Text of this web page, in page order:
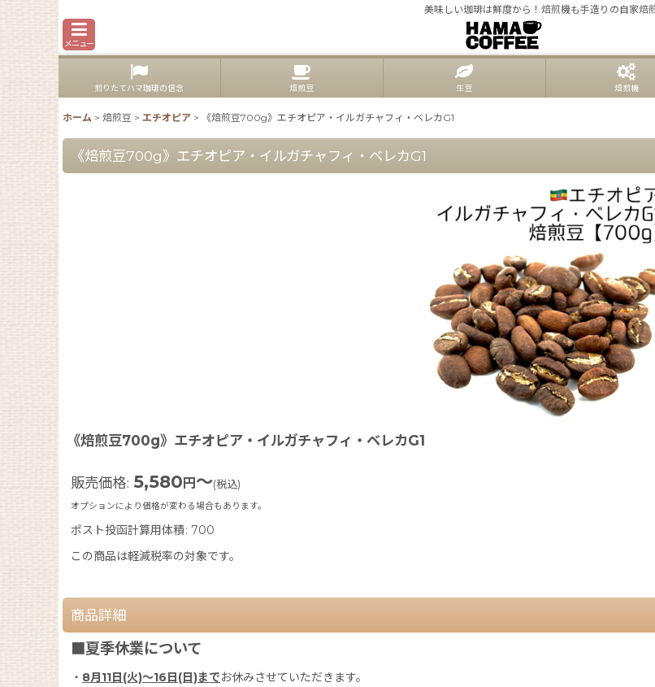
美味しい珈琲は鮮度から！焙煎機も手造りの自家焙
メニュー
煎りたてハマ珈琲の信念 焙煎豆 生豆 焙煎機
ホーム > 焙煎豆 > エチオピア > 《焙煎豆700g》エチオピア・イルガチャフィ・ベレカG1
《焙煎豆700g》エチオピア・イルガチャフィ・ベレカG1
《焙煎豆700g》エチオピア・イルガチャフィ・ベレカG1
販売価格: 5,580 円 ～(税込)
オプションにより価格が変わる場合もあります。
ポスト投函計算用体積: 700
この商品は軽減税率の対象です。
商品詳細
■夏季休業について
・ 8月11日(火)〜16日(日)までお休みさせていただきます。